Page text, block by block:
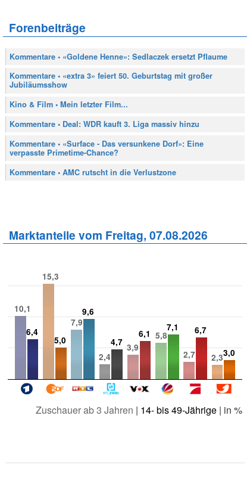
Forenbeiträge
Kommentare • «Goldene Henne»: Sedlaczek ersetzt Pflaume
Kommentare • «extra 3» feiert 50. Geburtstag mit großer
Jubiläumsshow
Kino & Film • Mein letzter Film...
Kommentare • Deal: WDR kauft 3. Liga massiv hinzu
Kommentare • «Surface - Das versunkene Dorf»: Eine
verpasste Primetime-Chance?
Kommentare • AMC rutscht in die Verlustzone
Marktanteile vom Freitag, 07.08.2026
10,1
15,3
7,9
2,4
3,9
5,8
2,7
2,3
6,4
5,0
9,6
4,7
6,1
7,1 6,7
3,0
Zuschauer ab 3 Jahren | 14- bis 49-Jährige| in %